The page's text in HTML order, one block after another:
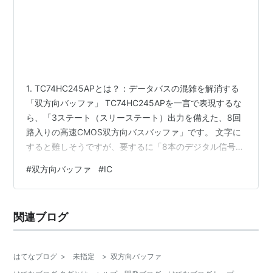
1. TC74HC245APとは？：データバスの混雑を解消する
「双方向バッファ」 TC74HC245APを一言で表現するな
ら、「3ステート（スリーステート）出力を備えた、8回
路入りの高速CMOS双方向バスバッファ」です。 文字に
すると難しそうですが、要するに「8本のデジタル信号
まとめて通してくれるIC」です。 型番の
「TC74HC245AP」を細かく分解すると、このICの素性
クICの冠マーク 74： 世界標準の標準ロジックICファミリ
ー HC： High-speed CMOS（高速かつ…
#双方向バッファ #IC
関連ブログ
はてなブログ > 未指定 > 双方向バッファ